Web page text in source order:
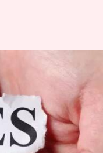
మారితే
07:24 pm